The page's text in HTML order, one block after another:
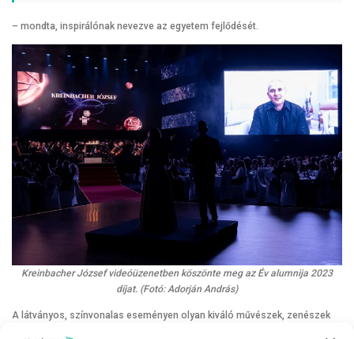
– mondta, inspirálónak nevezve az egyetem fejlődését.
Kreinbacher József videóüzenetben köszönte meg az Év alumnija 2023
díjat. (Fotó: Adorján András)
A látványos, színvonalas eseményen olyan kiváló művészek, zenészek